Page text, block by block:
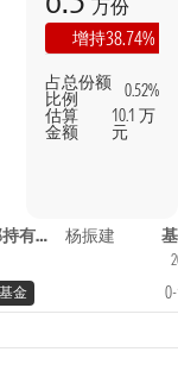
万份
增持38.74%
占总份额
比例
0.52%
估算
金额
10.1 万
元
基金经理在管产品内部持有信息 杨振建
金